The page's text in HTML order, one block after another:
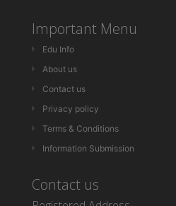
Important Menu
Edu Info
About us
Contact us
Privacy policy
Terms & Conditions
Information Submission
Contact us